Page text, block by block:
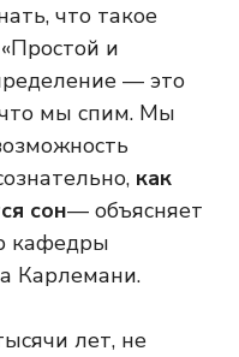
что такое
и
— это
что мы спим. Мы
как
сон— объясняет
кафедры
Карлемани.
лет, не